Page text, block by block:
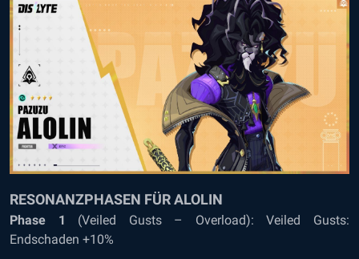
RESONANZPHASEN FÜR ALOLIN
Phase 1 (Veiled Gusts – Overload): Veiled Gusts:
Endschaden +10%